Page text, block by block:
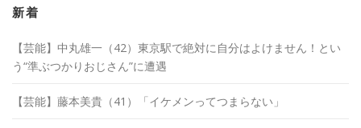
ブ
新着
【芸能】中丸雄一（42）東京駅で絶対に自分はよけません！とい
う“準ぶつかりおじさん”に遭遇
【芸能】藤本美貴（41）「イケメンってつまらない」